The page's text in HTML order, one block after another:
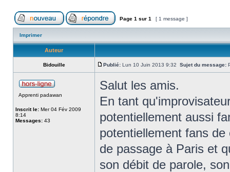
Page 1 sur 1 [ 1 message ]
Imprimer
Auteur
Bidouille Publié: Lun 10 Juin 2013 9:32 Sujet du message:
Apprenti padawan
Inscrit le: Mer 04 Fév 2009
8:14
Messages: 43
Salut les amis.
En tant
potentiellement aussi
potentiellement fans
de passage à Paris et
son débit de parole,